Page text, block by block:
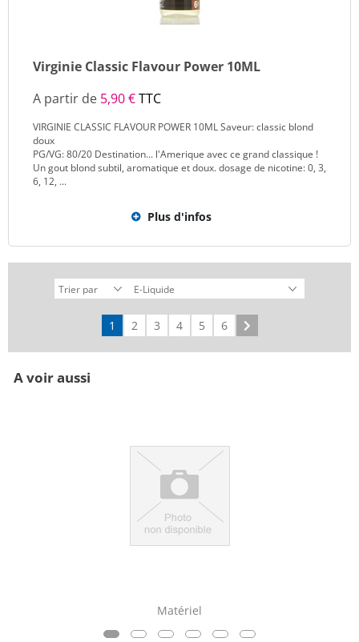
Virginie Classic Flavour Power 10ML
A partir de 5,90 €TTC
VIRGINIE CLASSIC FLAVOUR POWER 10ML Saveur: classic blond
doux
PG/VG: 80/20 Destination... l'Amerique avec ce grand classique !
Un gout blond subtil, aromatique et doux. dosage de nicotine: 0, 3,
6, 12, ...
Plus d'infos
1 2 3 4 5 6
A voir aussi
Matériel